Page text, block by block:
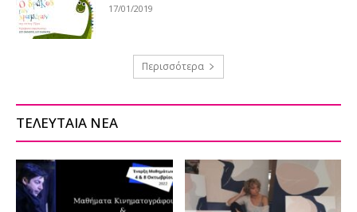
17/01/2019
Περισσότερα
ΤΕΛΕΥΤΑΙΑ ΝΕΑ